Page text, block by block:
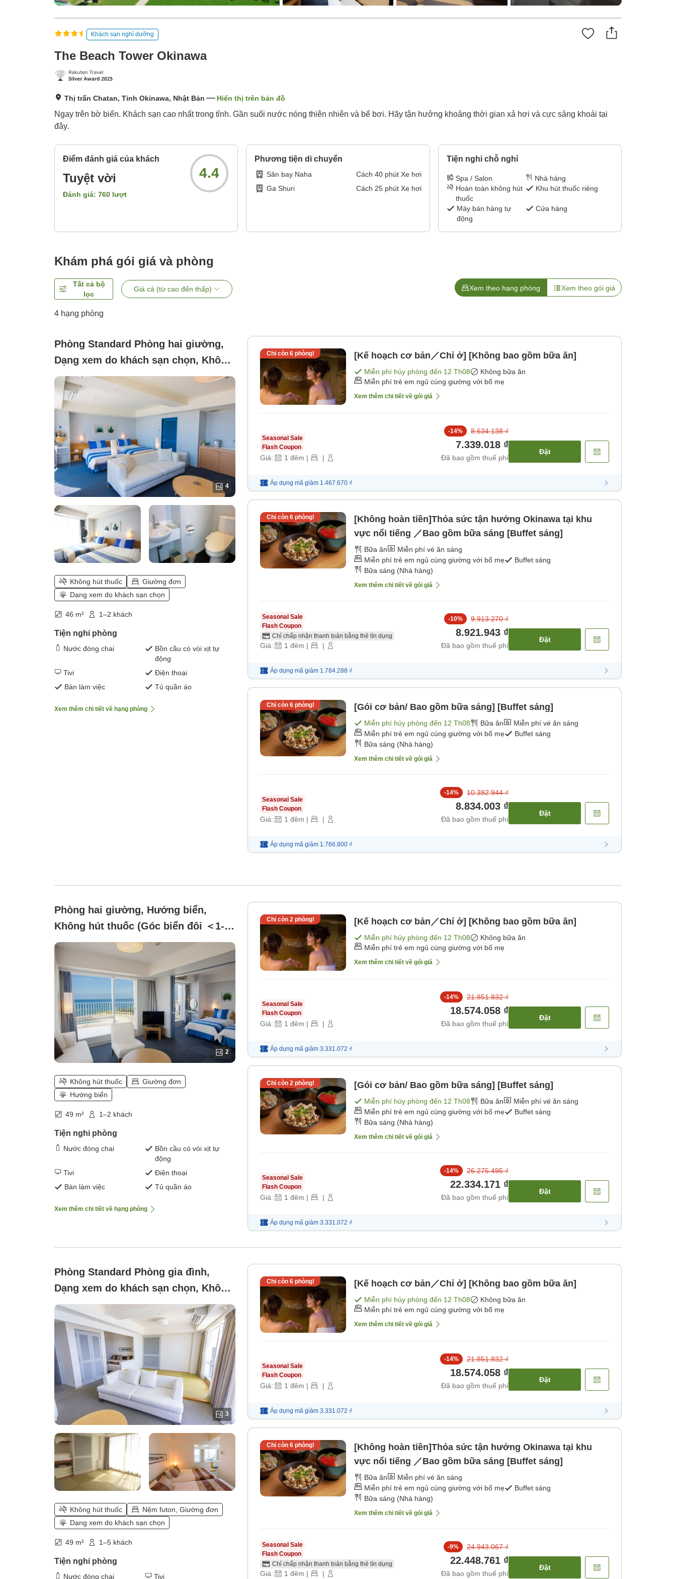
Khách sạn nghỉ dưỡng
The Beach Tower Okinawa
Thị trấn Chatan, Tỉnh Okinawa, Nhật Bản Hiển thị trên bản đồ
Ngay trên bờ biển. Khách sạn cao nhất trong tỉnh. Gần suối nước nóng thiên nhiên và bể bơi. Hãy tận hưởng khoảng thời gian xả hơi và cực sảng khoái tại
đây.
Điểm đánh giá của khách
Tuyệt vời
Đánh giá: 760 lượt
4.4
Phương tiện di chuyển
Sân bay Naha Cách 40phút Xe hơi
Ga Shuri
Cách 25phút Xe hơi
Tiện nghi chỗ nghỉ
Spa / Salon
Nhà hàng
Hoàn toàn không hút
thuốc
Khu hút thuốc riêng
Máy bán hàng tự
động
Cửa hàng
Khám phá gói giá và phòng
Tất cả bộ
lọc
Giá cả (từ cao đến thấp) Xem theo hạng phòng Xem theo gói giá
4 hạng phòng
Phòng Standard Phòng hai giường,
Dạng xem do khách sạn chọn, Không
hút thuốc (Tháp tiêu chuẩn bãi biển
<1-2 người>)
4
Không hút thuốc
Giường đơn
Dạng xem do khách sạn chọn
46 m² 1–2 khách
Tiện nghi phòng
Nước đóng chai
Bồn cầu có vòi xịt tự
động
Tivi
Điện thoại
Bàn làm việc
Tủ quần áo
Xem thêm chi tiết về hạng phòng
Chỉ còn 6phòng! [Kế hoạch cơ bản／Chỉ ở] [Không bao gồm bữa ăn]
Miễn phí hủy phòng đến 12 Th08
Không bữa ăn
Miễn phí trẻ em ngủ cùng giường với bố mẹ
Xem thêm chi tiết về gói giá
Seasonal Sale
Flash Coupon
Giá: 1 đêm | |
-14% 8.634.138 ₫
7.339.018 ₫
Đã bao gồm thuế phí
Đặt
Áp dụng mã giảm 1.467.670 ₫
Chỉ còn 6phòng!
[Không hoàn tiền]Thỏa sức tận hưởng Okinawa tại khu
vực nổi tiếng ／Bao gồm bữa sáng [Buffet sáng]
Bữa ăn
Miễn phí vé ăn sáng
Miễn phí trẻ em ngủ cùng giường với bố mẹ
Buffet sáng
Bữa sáng (Nhà hàng)
Xem thêm chi tiết về gói giá
Seasonal Sale
Flash Coupon
Chỉ chấp nhận thanh toán bằng thẻ tín dụng
Giá: 1 đêm | |
-10% 9.913.270 ₫
8.921.943 ₫
Đã bao gồm thuế phí
Đặt
Áp dụng mã giảm 1.784.288 ₫
Chỉ còn 6phòng! [Gói cơ bản/ Bao gồm bữa sáng] [Buffet sáng]
Miễn phí hủy phòng đến 12 Th08 Bữa ăn
Miễn phí vé ăn sáng
Miễn phí trẻ em ngủ cùng giường với bố mẹ
Buffet sáng
Bữa sáng (Nhà hàng)
Xem thêm chi tiết về gói giá
Seasonal Sale
Flash Coupon
Giá: 1 đêm | |
-14% 10.392.944 ₫
8.834.003 ₫
Đã bao gồm thuế phí
Đặt
Áp dụng mã giảm 1.766.800 ₫
Phòng hai giường, Hướng biển,
Không hút thuốc (Góc biển đôi ＜1-2
người＞)
2
Không hút thuốc
Giường đơn
Hướng biển
49 m² 1–2 khách
Tiện nghi phòng
Nước đóng chai
Bồn cầu có vòi xịt tự
động
Tivi
Điện thoại
Bàn làm việc
Tủ quần áo
Xem thêm chi tiết về hạng phòng
Chỉ còn 2phòng! [Kế hoạch cơ bản／Chỉ ở] [Không bao gồm bữa ăn]
Miễn phí hủy phòng đến 12 Th08
Không bữa ăn
Miễn phí trẻ em ngủ cùng giường với bố mẹ
Xem thêm chi tiết về gói giá
Seasonal Sale
Flash Coupon
Giá: 1 đêm | |
-14% 21.851.832 ₫
18.574.058 ₫
Đã bao gồm thuế phí
Đặt
Áp dụng mã giảm 3.331.072 ₫
Chỉ còn 2phòng! [Gói cơ bản/ Bao gồm bữa sáng] [Buffet sáng]
Miễn phí hủy phòng đến 12 Th08 Bữa ăn
Miễn phí vé ăn sáng
Miễn phí trẻ em ngủ cùng giường với bố mẹ
Buffet sáng
Bữa sáng (Nhà hàng)
Xem thêm chi tiết về gói giá
Seasonal Sale
Flash Coupon
Giá: 1 đêm | |
-14% 26.275.495 ₫
22.334.171 ₫
Đã bao gồm thuế phí
Đặt
Áp dụng mã giảm 3.331.072 ₫
Phòng Standard Phòng gia đình,
Dạng xem do khách sạn chọn, Không
hút thuốc (Tiêu chuẩn gia đình <1-5
người>)
3
Không hút thuốc
Nệm futon, Giường đơn
Dạng xem do khách sạn chọn
49 m² 1–5 khách
Tiện nghi phòng
Nước đóng chai Tivi
Chỉ còn 6phòng! [Kế hoạch cơ bản／Chỉ ở] [Không bao gồm bữa ăn]
Miễn phí hủy phòng đến 12 Th08
Không bữa ăn
Miễn phí trẻ em ngủ cùng giường với bố mẹ
Xem thêm chi tiết về gói giá
Seasonal Sale
Flash Coupon
Giá: 1 đêm | |
-14% 21.851.832 ₫
18.574.058 ₫
Đã bao gồm thuế phí
Đặt
Áp dụng mã giảm 3.331.072 ₫
Chỉ còn 6phòng!
[Không hoàn tiền]Thỏa sức tận hưởng Okinawa tại khu
vực nổi tiếng ／Bao gồm bữa sáng [Buffet sáng]
Bữa ăn
Miễn phí vé ăn sáng
Miễn phí trẻ em ngủ cùng giường với bố mẹ
Buffet sáng
Bữa sáng (Nhà hàng)
Xem thêm chi tiết về gói giá
Seasonal Sale
Flash Coupon
Chỉ chấp nhận thanh toán bằng thẻ tín dụng
Giá: 1 đêm | |
-9% 24.943.067 ₫
22.448.761 ₫
Đã bao gồm thuế phí
Đặt